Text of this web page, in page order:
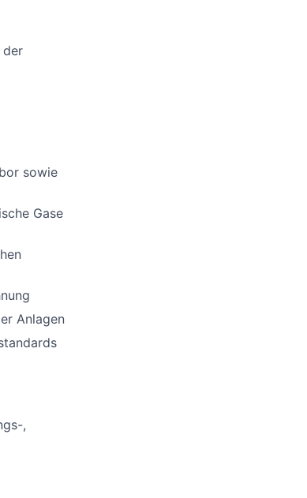
der
sowie
Gase
Anlagen
,